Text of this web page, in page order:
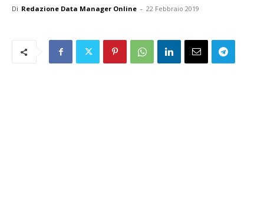
Di Redazione Data Manager Online - 22 Febbraio 2019